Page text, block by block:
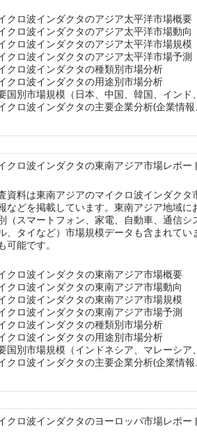
クロ波インダクタのアジア太平洋市場概要
クロ波インダクタのアジア太平洋市場動向
クロ波インダクタのアジア太平洋市場規模
クロ波インダクタのアジア太平洋市場予測
クロ波インダクタの種類別市場分析
クロ波インダクタの用途別市場分析
国別市場規模（日本、中国、韓国、インド
クロ波インダクタの主要企業分析(企業情
イクロ波インダクタの東南アジア市場レポ
資料は東南アジアのマイクロ波インダク
などを掲載しています。東南アジア地域
（スマートフォン、家電、自動車、通信
、タイなど）市場規模データも含まれて
可能です。
クロ波インダクタの東南アジア市場概要
クロ波インダクタの東南アジア市場動向
クロ波インダクタの東南アジア市場規模
クロ波インダクタの東南アジア市場予測
クロ波インダクタの種類別市場分析
クロ波インダクタの用途別市場分析
国別市場規模（インドネシア、マレーシ
クロ波インダクタの主要企業分析(企業情
イクロ波インダクタのヨーロッパ市場レポー